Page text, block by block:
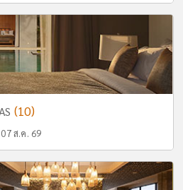
(10)
ส.ค. 69